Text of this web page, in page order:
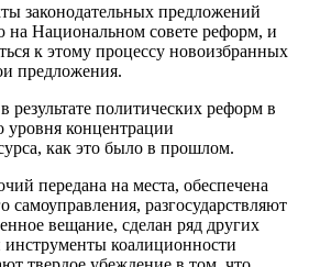
законодательных предложений
на Национальном совете реформ, и
к этому процессу новоизбранных
предложения.
результате политических реформ в
уровня концентрации
как это было в прошлом.
передана на места, обеспечена
самоуправления, разгосударствляют
вещание, сделан ряд других
коалиционности